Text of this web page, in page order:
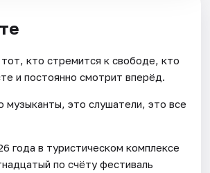
кто стремится к свободе, кто
и постоянно смотрит вперёд.
музыканты, это слушатели, это все
года в туристическом комплексе
по счёту фестиваль